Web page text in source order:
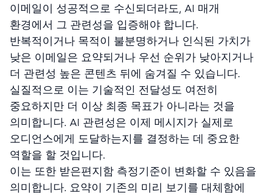
이메일이 성공적으로 수신되더라도, AI 매개
환경에서 그 관련성을 입증해야 합니다.
반복적이거나 목적이 불분명하거나 인식된 가치가
낮은 이메일은 요약되거나 우선 순위가 낮아지거나
더 관련성 높은 콘텐츠 뒤에 숨겨질 수 있습니다.
실질적으로 이는 기술적인 전달성도 여전히
중요하지만 더 이상 최종 목표가 아니라는 것을
의미합니다. AI 관련성은 이제 메시지가 실제로
오디언스에게 도달하는지를 결정하는 데 중요한
역할을 할 것입니다.
이는 또한 받은편지함 측정기준이 변화할 수 있음을
의미합니다. 요약이 기존의 미리 보기를 대체함에